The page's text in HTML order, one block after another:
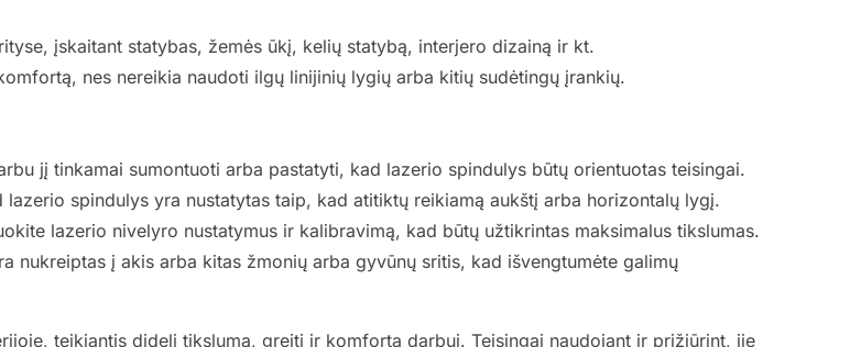
įskaitant statybas, žemės ūkį, kelių statybą, interjero dizainą ir kt.
nes nereikia naudoti ilgų linijinių lygių arba kitių sudėtingų įrankių.
jį tinkamai sumontuoti arba pastatyti, kad lazerio spindulys būtų orientuotas teisingai.
spindulys yra nustatytas taip, kad atitiktų reikiamą aukštį arba horizontalų lygį.
lazerio nivelyro nustatymus ir kalibravimą, kad būtų užtikrintas maksimalus tikslumas.
nukreiptas į akis arba kitas žmonių arba gyvūnų sritis, kad išvengtumėte galimų
teikiantis didelį tikslumą, greitį ir komfortą darbui. Teisingai naudojant ir prižiūrint, jie